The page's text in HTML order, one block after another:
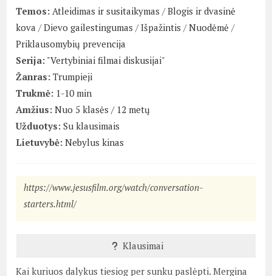
Temos: Atleidimas ir susitaikymas /Blogis ir dvasinė
kova /Dievo gailestingumas /Išpažintis /Nuodėmė /
Priklausomybių prevencija
Serija: "Vertybiniai filmai diskusijai"
Žanras: Trumpieji
Trukmė: 1-10 min
Amžius: Nuo 5 klasės / 12 metų
Užduotys: Su klausimais
Lietuvybė: Nebylus kinas
https://www.jesusfilm.org/watch/conversation-
starters.html/
Klausimai
Kai kuriuos dalykus tiesiog per sunku paslėpti. Mergina